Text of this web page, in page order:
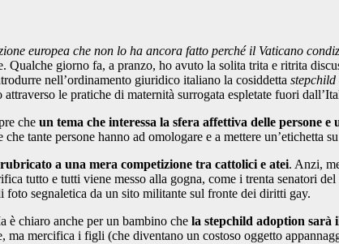
europea che non lo ha ancora fatto perché il Vaticano
Qualche giorno fa, a pranzo, ho avuto la solita trita e ritrita
nell’ordinamento giuridico italiano la cosiddetta
le pratiche di maternità surrogata espletate fuori
che un tema che interessa la sfera affettiva delle persone
tante persone hanno ad omologare e a mettere un’etichetta
a una mera competizione tra cattolici e atei. Anzi,
tutto e tutti viene messo alla gogna, come i trenta senatori
foto segnaletica da un sito militante sul fronte dei diritti gay.
chiaro anche per un bambino che la stepchild adoption
mercifica i figli (che diventano un costoso oggetto